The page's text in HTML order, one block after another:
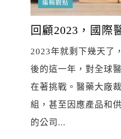
編輯觀點
回顧2023，國際
2023年就剩下幾天了
後的這一年，對全球
在著挑戰。醫藥大廠
組，甚至因應產品和
的公司...